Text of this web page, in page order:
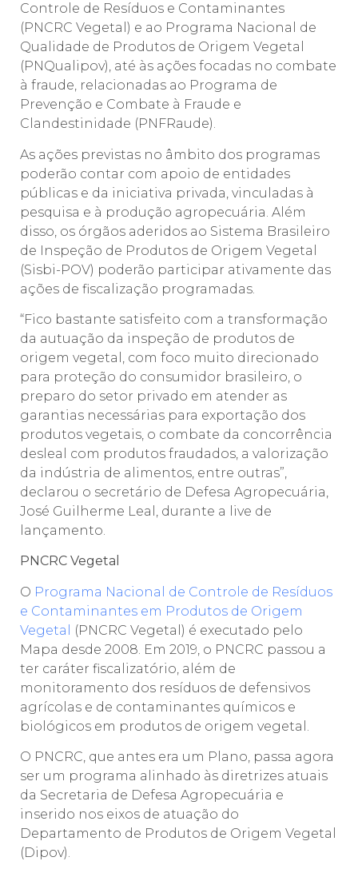
Controle de Resíduos e Contaminantes
(PNCRC Vegetal) e ao Programa Nacional de
Qualidade de Produtos de Origem Vegetal
(PNQualipov), até às ações focadas no combate
à fraude, relacionadas ao Programa de
Prevenção e Combate à Fraude e
Clandestinidade (PNFRaude).
As ações previstas no âmbito dos programas
poderão contar com apoio de entidades
públicas e da iniciativa privada, vinculadas à
pesquisa e à produção agropecuária. Além
disso, os órgãos aderidos ao Sistema Brasileiro
de Inspeção de Produtos de Origem Vegetal
(Sisbi-POV) poderão participar ativamente das
ações de fiscalização programadas.
“Fico bastante satisfeito com a transformação
da autuação da inspeção de produtos de
origem vegetal, com foco muito direcionado
para proteção do consumidor brasileiro, o
preparo do setor privado em atender as
garantias necessárias para exportação dos
produtos vegetais, o combate da concorrência
desleal com produtos fraudados, a valorização
da indústria de alimentos, entre outras”,
declarou o secretário de Defesa Agropecuária,
José Guilherme Leal, durante a live de
lançamento.
PNCRC Vegetal
O Programa Nacional de Controle de Resíduos
e Contaminantes em Produtos de Origem
Vegetal
(PNCRC Vegetal) é executado pelo
Mapa desde 2008. Em 2019, o PNCRC passou a
ter caráter fiscalizatório, além de
monitoramento dos resíduos de defensivos
agrícolas e de contaminantes químicos e
biológicos em produtos de origem vegetal.
O PNCRC, que antes era um Plano, passa agora
ser um programa alinhado às diretrizes atuais
da Secretaria de Defesa Agropecuária e
inserido nos eixos de atuação do
Departamento de Produtos de Origem Vegetal
(Dipov).